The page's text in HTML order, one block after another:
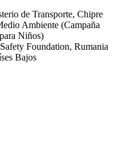
de Transporte, Chipre
Ambiente (Campaña
Niños)
Foundation, Rumania
Bajos